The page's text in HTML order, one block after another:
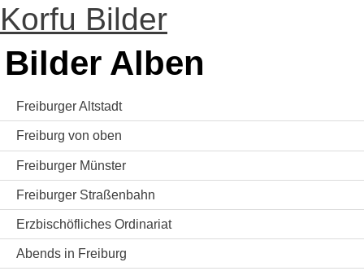
Korfu Bilder
Bilder Alben
Freiburger Altstadt
Freiburg von oben
Freiburger Münster
Freiburger Straßenbahn
Erzbischöfliches Ordinariat
Abends in Freiburg